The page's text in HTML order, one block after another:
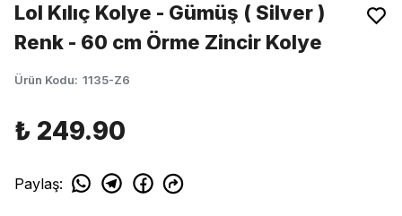
Lol Kılıç Kolye - Gümüş ( Silver )
Renk - 60 cm Örme Zincir Kolye
Ürün Kodu: 1135-Z6
₺ 249.90
Paylaş: